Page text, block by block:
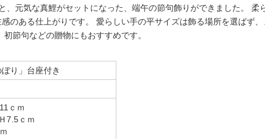
、元気な真鯉がセットになった、端午の節句飾りができました。 柔
のある仕上がりです。 愛らしい手の平サイズは飾る場所を選ばず
節句などの贈物にもおすすめです。
り」台座付き
ｃｍ
7.5ｃｍ